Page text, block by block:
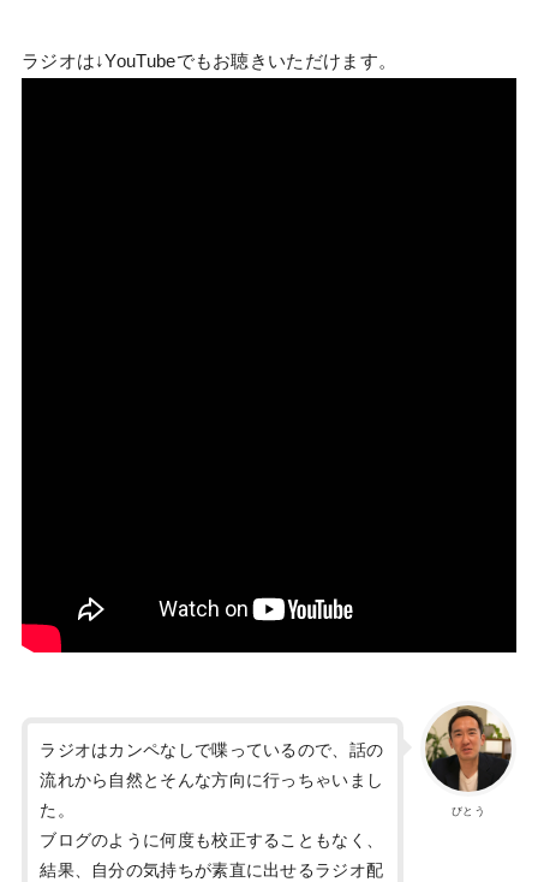
ラジオは↓YouTubeでもお聴きいただけます。
びとう
ラジオはカンペなしで喋っているので、話の
流れから自然とそんな方向に行っちゃいまし
た。
ブログのように何度も校正することもなく、
結果、自分の気持ちが素直に出せるラジオ配